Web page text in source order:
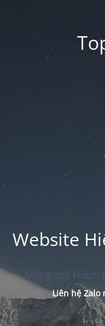
Website
Mong quý
Liên hệ Zalo